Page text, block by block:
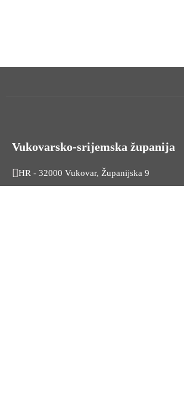
Vukovarsko-srijemska županija
HR - 32000 Vukovar, Županijska 9